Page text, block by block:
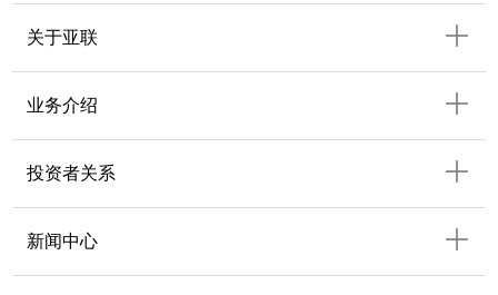
关于亚联
业务介绍
投资者关系
新闻中心